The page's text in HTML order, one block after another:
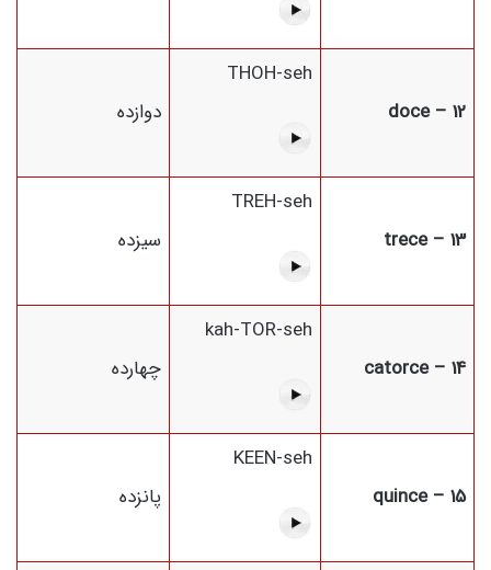
12 – doce
THOH-seh
دوازده
13 – trece
TREH-seh
سیزده
14 – catorce
kah-TOR-seh
چهارده
15 – quince
KEEN-seh
پانزده